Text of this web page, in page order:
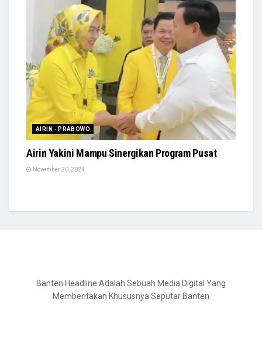
AIRIN - PRABOWO
Airin Yakini Mampu Sinergikan Program Pusat
November 20, 2024
Banten Headline Adalah Sebuah Media Digital Yang
Memberitakan Khususnya Seputar Banten